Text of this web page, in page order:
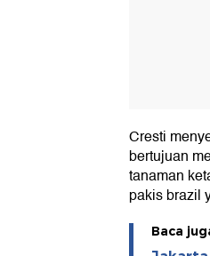
Cresti
bertujuan
tanaman
pakis brazil
Baca